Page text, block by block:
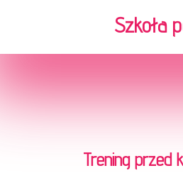
Szkoła
Trening przed